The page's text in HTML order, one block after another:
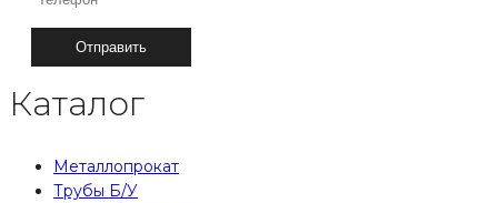
Каталог
Металлопрокат
Трубы Б/У